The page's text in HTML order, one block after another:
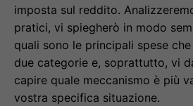
imposta sul reddito.
pratici, vi spiegherò in modo
quali sono le principali spese
due categorie e, soprattutto, vi
capire quale meccanismo è più
vostra specifica situazione.